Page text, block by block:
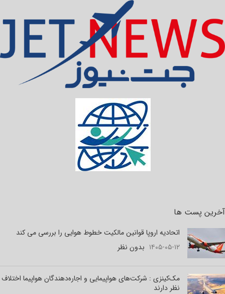
آخرین پست ها
اتحادیه اروپا قوانین مالکیت خطوط هوایی را بررسی می کند
۱۴۰۵-۰۵-۱۲ بدون نظر
مک‌کینزی : شرکت‌های هواپیمایی و اجاره‌دهندگان هواپیما اختلاف
نظر دارند